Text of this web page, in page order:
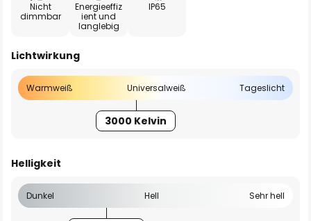
Nicht
dimmbar
Energieeffiz
ient und
langlebig
IP65
Lichtwirkung
Warmweiß Universalweiß Tageslicht
3000 Kelvin
Helligkeit
Dunkel Hell Sehr hell